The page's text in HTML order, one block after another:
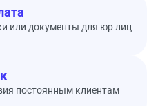
или документы для юр лиц
постоянным клиентам